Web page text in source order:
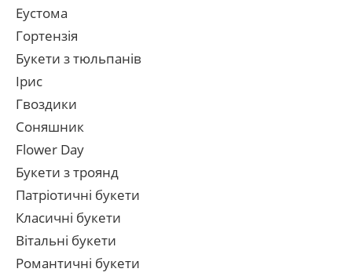
Еустома
Гортензія
Букети з тюльпанів
Ірис
Гвоздики
Соняшник
Flower Day
Букети з троянд
Патріотичні букети
Класичні букети
Вітальні букети
Романтичні букети